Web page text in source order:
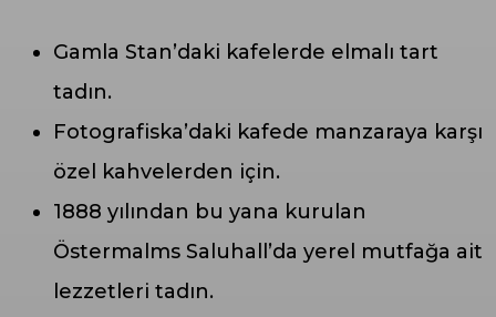
Gamla Stan’daki kafelerde elmalı tart
tadın.
Fotografiska’daki kafede manzaraya karşı
özel kahvelerden için.
1888 yılından bu yana kurulan
Östermalms Saluhall’da yerel mutfağa ait
lezzetleri tadın.